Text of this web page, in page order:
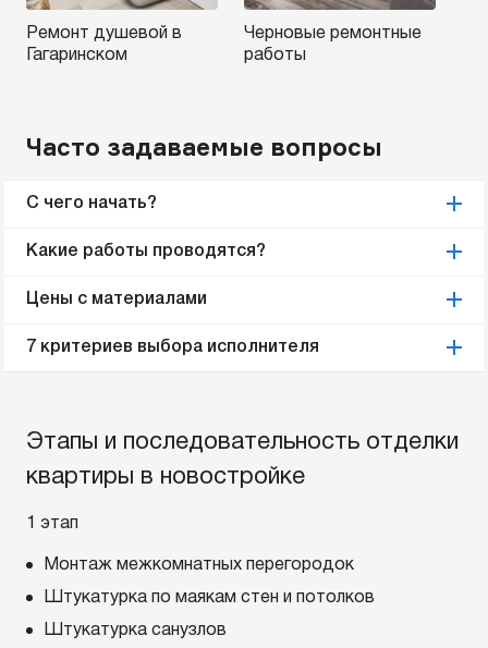
Ремонт душевой в
Гагаринском
Черновые ремонтные
работы
Часто задаваемые вопросы
С чего начать?
Какие работы проводятся?
Цены с материалами
7 критериев выбора исполнителя
Этапы и последовательность отделки
квартиры в новостройке
1 этап
Монтаж межкомнатных перегородок
Штукатурка по маякам стен и потолков
Штукатурка санузлов